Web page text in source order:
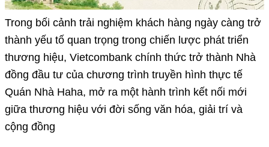
Trong bối cảnh trải nghiệm khách hàng ngày càng trở
thành yếu tố quan trọng trong chiến lược phát triển
thương hiệu, Vietcombank chính thức trở thành Nhà
đồng đầu tư của chương trình truyền hình thực tế
Quán Nhà Haha, mở ra một hành trình kết nối mới
giữa thương hiệu với đời sống văn hóa, giải trí và
cộng đồng